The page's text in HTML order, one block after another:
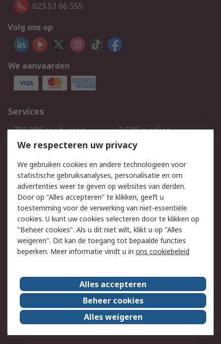
023 51 66 555
Volg ons op
We aanvaarden
Services
750.000 producten
2.500 merken
Bestellen
Inkoopoplossingen
Track & Trace
Wettelijk
Cookiebeleid
Email veiligheid
Privacybeleid
Websitevoorwaarden
Algemene
verkoopvoorwaarden
Over RS
RS Group
Over ons
RS wereldwijd
Werken bij RS
ESG
We respecteren uw privacy
We gebruiken cookies en andere technologieën voor
statistische gebruiksanalyses, personalisatie en om
advertenties weer te geven op websites van derden.
Door op "Alles accepteren" te klikken, geeft u
toestemming voor de verwerking van niet-essentiële
cookies. U kunt uw cookies selecteren door te klikken op
"Beheer cookies". Als u dit niet wilt, klikt u op "Alles
weigeren". Dit kan de toegang tot bepaalde functies
beperken. Meer informatie vindt u in ons cookiebeleid
Alles accepteren
Beheer cookies
Alles weigeren